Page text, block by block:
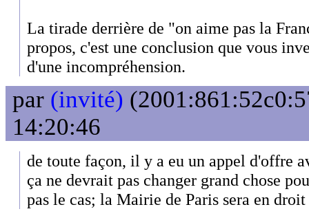
La tirade derrière de "on aime pas la
propos, c'est une conclusion que vous
d'une incompréhension.
par (invité)
14:20:46
de toute façon, il y a eu un appel d'offre
ça ne devrait pas changer grand chose
pas le cas; la Mairie de Paris sera en